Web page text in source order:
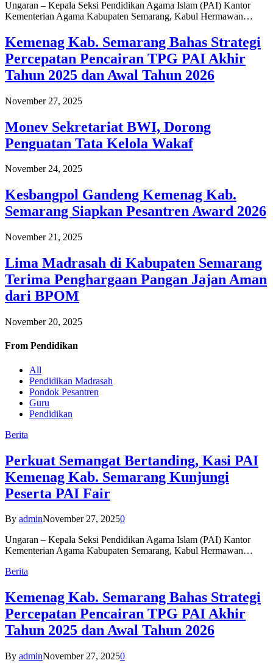
Ungaran – Kepala Seksi Pendidikan Agama Islam (PAI) Kantor
Kementerian Agama Kabupaten Semarang, Kabul Hermawan…
Kemenag Kab. Semarang Bahas Strategi
Percepatan Pencairan TPG PAI Akhir
Tahun 2025 dan Awal Tahun 2026
November 27, 2025
Monev Sekretariat BWI, Dorong
Penguatan Tata Kelola Wakaf
November 24, 2025
Kesbangpol Gandeng Kemenag Kab.
Semarang Siapkan Pesantren Award 2026
November 21, 2025
Lima Madrasah di Kabupaten Semarang
Terima Penghargaan Pangan Jajan Aman
dari BPOM
November 20, 2025
From Pendidikan
All
Pendidikan Madrasah
Pondok Pesantren
Guru
Pendidikan
Berita
Perkuat Semangat Bertanding, Kasi PAI
Kemenag Kab. Semarang Kunjungi
Peserta PAI Fair
By adminNovember 27, 20250
Ungaran – Kepala Seksi Pendidikan Agama Islam (PAI) Kantor
Kementerian Agama Kabupaten Semarang, Kabul Hermawan…
Berita
Kemenag Kab. Semarang Bahas Strategi
Percepatan Pencairan TPG PAI Akhir
Tahun 2025 dan Awal Tahun 2026
By adminNovember 27, 20250